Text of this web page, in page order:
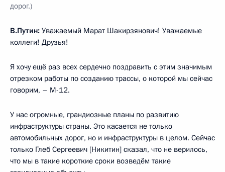
дорог.)
В.Путин: Уважаемый Марат Шакирзянович! Уважаемые
коллеги! Друзья!
Я хочу ещё раз всех сердечно поздравить с этим значимым
отрезком работы по созданию трассы, о которой мы сейчас
говорим, – М-12.
У нас огромные, грандиозные планы по развитию
инфраструктуры страны. Это касается не только
автомобильных дорог, но и инфраструктуры в целом. Сейчас
только Глеб Сергеевич [Никитин] сказал, что не верилось,
что мы в такие короткие сроки возведём такие